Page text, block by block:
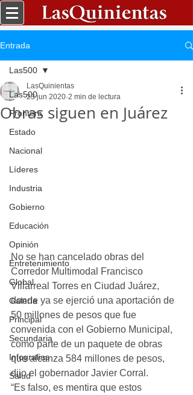
Entrada
Las500
Frontera
Estado
Nacional
Líderes
Industria
Gobierno
Educación
Opinión
Entretenimiento
Global
Galería
Principal
Secundaria
Infografias
Salud
Las500
Obras siguen en Juárez
LasQuinientas
23 jun 2020 2 min de lectura
No se han cancelado obras del
Corredor Multimodal Francisco
Villarreal Torres en Ciudad Juárez,
donde ya se ejerció una aportación de
50 millones de pesos que fue
convenida con el Gobierno Municipal,
como parte de un paquete de obras
que alcanza 584 millones de pesos,
dijo el gobernador Javier Corral.
“Es falso, es mentira que estos